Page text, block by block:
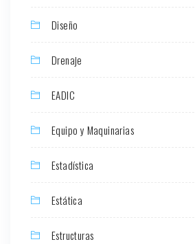
Diseño
Drenaje
EADIC
Equipo y Maquinarias
Estadística
Estática
Estructuras